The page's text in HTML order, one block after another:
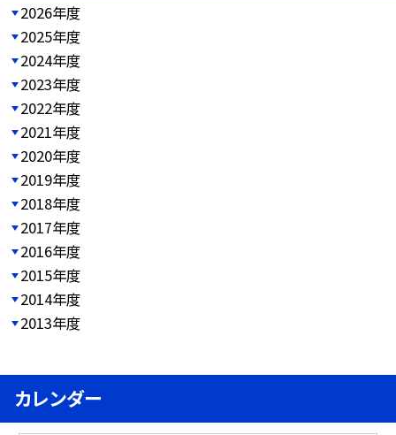
2026年度
2025年度
2024年度
2023年度
2022年度
2021年度
2020年度
2019年度
2018年度
2017年度
2016年度
2015年度
2014年度
2013年度
カレンダー